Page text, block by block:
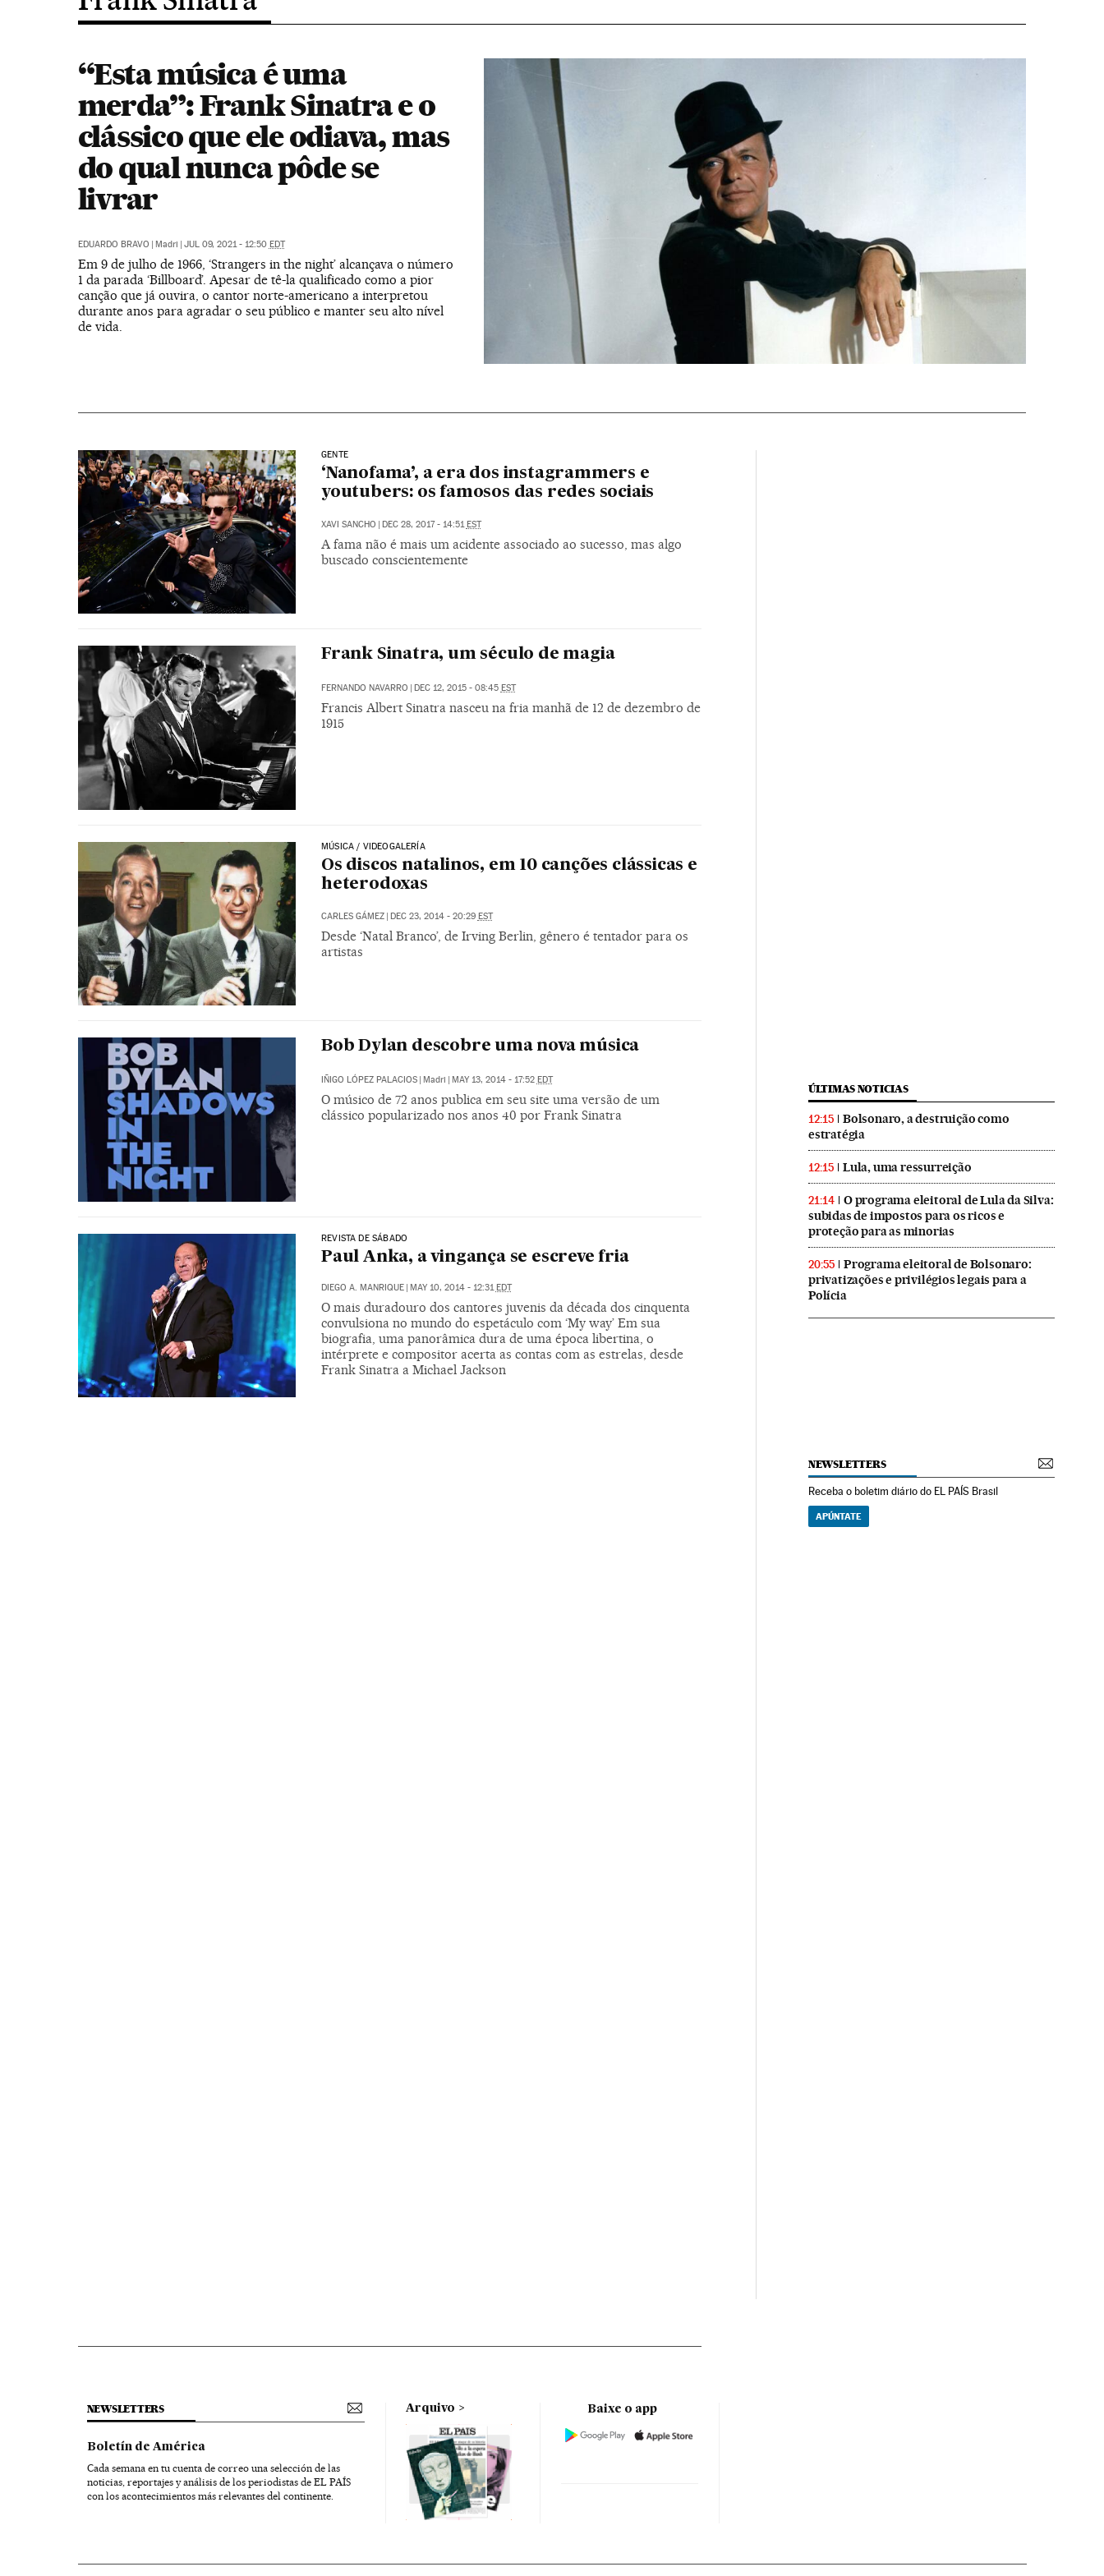
“Esta música é uma
merda”: Frank Sinatra e o
clássico que ele odiava, mas
do qual nunca pôde se
livrar
EDUARDO BRAVO | Madri | JUL 09, 2021 - 12:50 EDT
Em 9 de julho de 1966, ‘Strangers in the night’ alcançava o número
1 da parada ‘Billboard’. Apesar de tê-la qualificado como a pior
canção que já ouvira, o cantor norte-americano a interpretou
durante anos para agradar o seu público e manter seu alto nível
de vida.
GENTE
‘Nanofama’, a era dos instagrammers e
youtubers: os famosos das redes sociais
XAVI SANCHO | DEC 28, 2017 - 14:51EST
A fama não é mais um acidente associado ao sucesso, mas algo
buscado conscientemente
Frank Sinatra, um século de magia
FERNANDO NAVARRO DEC 12, 2015 - 08:45 EST
Francis Albert Sinatra nasceu na fria manhã de 12 de dezembro de
1915
MÚSICA / VIDEOGALERÍA
Os discos natalinos, em 10 canções clássicas e
heterodoxas
CARLES GÁMEZ | DEC 23, 2014 - 20:29 EST
Desde ‘Natal Branco’, de Irving Berlin, gênero é tentador para os
artistas
Bob Dylan descobre uma nova música
IÑIGO LÓPEZ PALACIOS | Madri | MAY 13, 2014 - 17:52 EDT
O músico de 72 anos publica em seu site uma versão de um
clássico popularizado nos anos 40 por Frank Sinatra
REVISTA DE SÁBADO
Paul Anka, a vingança se escreve fria
DIEGO A. MANRIQUE | MAY 10, 2014 - 12:31EDT
O mais duradouro dos cantores juvenis da década dos cinquenta
convulsiona no mundo do espetáculo com ‘My way’ Em sua
biografia, uma panorâmica dura de uma época libertina, o
intérprete e compositor acerta as contas com as estrelas, desde
Frank Sinatra a Michael Jackson
ÚLTIMAS NOTICIAS
12:15
Bolsonaro, a destruição como
estratégia
12:15 Lula, uma ressurreição
21:14
O programa eleitoral de Lula da Silva:
subidas de impostos para os ricos e
proteção para as minorias
20:55
Programa eleitoral de Bolsonaro:
privatizações e privilégios legais para a
Polícia
NEWSLETTERS
Receba o boletim diário do EL PAÍS Brasil
APÚNTATE
NEWSLETTERS
Boletín de América
Cada semana en tu cuenta de correo una selección de las
noticias, reportajes y análisis de los periodistas de EL PAÍS
con los acontecimientos más relevantes del continente.
Arquivo Baixe o app